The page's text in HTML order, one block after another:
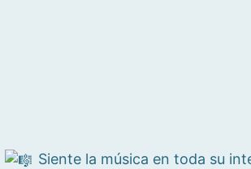
Siente la música en toda su